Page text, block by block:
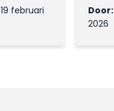
19 februari
2026